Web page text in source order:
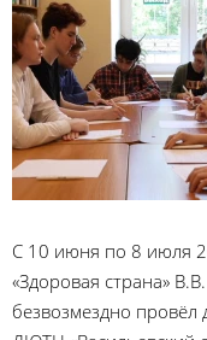
С 10 июня по 8 июля
«Здоровая страна»
безвозмездно